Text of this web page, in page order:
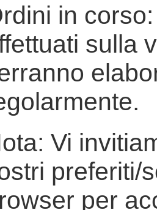
in
sulla
Vi
preferiti/
per